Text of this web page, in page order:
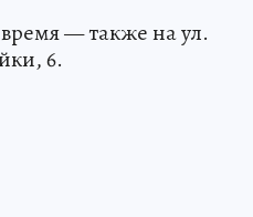
— также на ул.
6.